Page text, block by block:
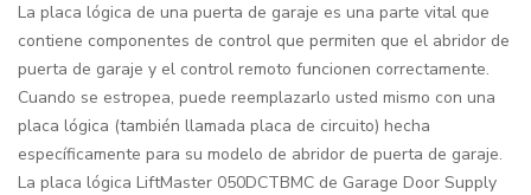
La placa lógica de una puerta de garaje es una parte vital que
contiene componentes de control que permiten que el abridor de
puerta de garaje y el control remoto funcionen correctamente.
Cuando se estropea, puede reemplazarlo usted mismo con una
placa lógica (también llamada placa de circuito) hecha
específicamente para su modelo de abridor de puerta de garaje.
La placa lógica LiftMaster 050DCTBMC de Garage Door Supply